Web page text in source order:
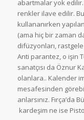
abartmalar yok edilir.
renkler ilave edilir.
kullananırken
(ama hiç bir zaman
difüzyonları,
Anti parantez, o işin
sanatçısı da Öznur
olanlara.. Kalender
mesafesinden
anlarsınız. Fırça’da
kardeşim ne ise